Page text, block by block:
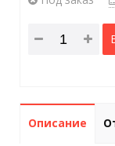
Описание